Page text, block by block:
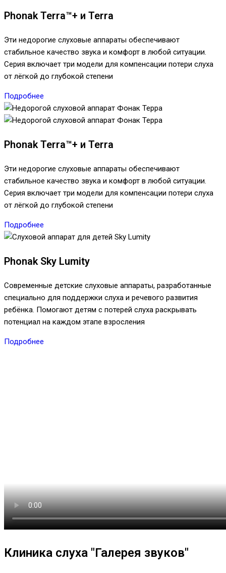
Phonak Terra™+ и Terra
Эти недорогие слуховые аппараты обеспечивают
стабильное качество звука и комфорт в любой ситуации.
Серия включает три модели для компенсации потери слуха
от лёгкой до глубокой степени
Подробнее
Phonak Terra™+ и Terra
Эти недорогие слуховые аппараты обеспечивают
стабильное качество звука и комфорт в любой ситуации.
Серия включает три модели для компенсации потери слуха
от лёгкой до глубокой степени
Подробнее
Phonak Sky Lumity
Современные детские слуховые аппараты, разработанные
специально для поддержки слуха и речевого развития
ребёнка. Помогают детям с потерей слуха раскрывать
потенциал на каждом этапе взросления
Подробнее
Клиника слуха "Галерея звуков"